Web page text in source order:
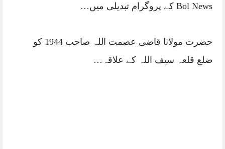
Bol News کے پروگرام تبدیلی میں…
حضرت مولانا قاضی عصمت اللہ صاحب 1944 کو
ضلع قلعہ سیف اللہ کے علاقہ…